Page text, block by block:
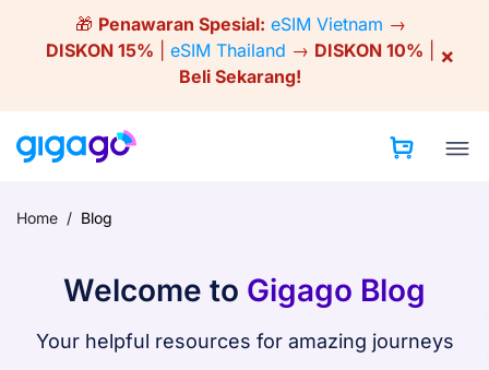
🎁 Penawaran Spesial: eSIM Vietnam →
DISKON 15%
eSIM Thailand → DISKON 10%
Beli Sekarang!
×
Home / Blog
Welcome to Gigago Blog
Your helpful resources for amazing journeys